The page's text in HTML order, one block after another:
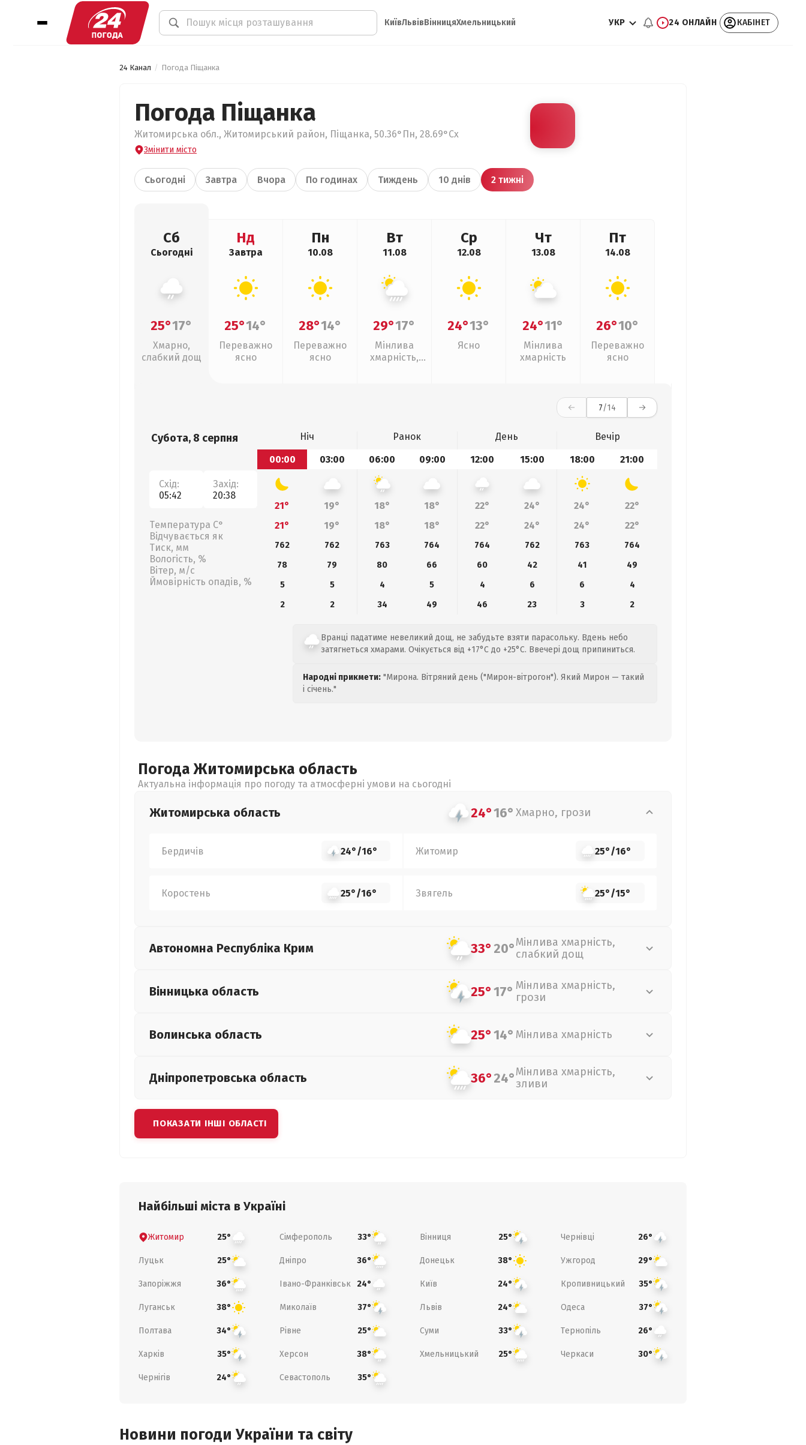
КиївЛьвівВінницяХмельницький УКР 24 ОНЛАЙН КАБІНЕТ
24 Канал Погода Піщанка
Погода Піщанка
Житомирська обл., Житомирський район, Піщанка, 50.36°Пн, 28.69°Сх
Змінити місто
Сьогодні Завтра Вчора По годинах Тиждень 10 днів 2 тижні
Сб
Сьогодні
25°17°
Хмарно,
слабкий дощ
Нд
Завтра
25°14°
Переважно
ясно
Пн
10.08
28°14°
Переважно
ясно
Вт
11.08
29°17°
Мінлива
хмарність,
Ср
12.08
24°13°
Ясно
Чт
13.08
24°11°
Мінлива
хмарність
Пт
14.08
26°10°
Переважно
ясно
7/14
Субота, 8 серпня
Схід:
05:42
Захід:
20:38
Температура С°
Відчувається як
Тиск, мм
Вологість, %
Вітер, м/с
Ймовірність опадів, %
Ніч Ранок День
Вечір
00:00
03:00 06:00 09:00 12:00 15:00 18:00 21:00
21° 19° 18° 18° 22° 24° 24°
22°
21°
19° 18° 18° 22° 24° 24° 22°
762 762 763 764 764 762 763
764
78
79 80 66 60 42 41
49
5
5 4 5 4 6 6
4
2
2 34 49 46 23 3 2
Вранці падатиме невеликий дощ, не забудьте взяти парасольку. Вдень небо
затягнеться хмарами. Очікується від +17°C до +25°C. Ввечері дощ припиниться.
Народні прикмети: "Мирона. Вітряний день ("Мирон-вітрогон"). Який Мирон — такий
і січень."
Погода Житомирська область
Актуальна інформація про погоду та атмосферні умови на сьогодні
Житомирська область 24°16° Хмарно, грози
Бердичів 24°/16° Житомир 25°/16°
Коростень 25°/16° Звягель 25°/15°
Автономна Республіка Крим 33°20°Мінлива хмарність,
слабкий дощ
Вінницька область 25°17° Мінлива хмарність,
грози
Волинська область 25°14° Мінлива хмарність
Дніпропетровська область 36°24°Мінлива хмарність,
зливи
ПОКАЗАТИ ІНШІ ОБЛАСТІ
Найбільші міста в Україні
Житомир 25° Сімферополь 33° Вінниця 25° Чернівці 26°
Луцьк 25° Дніпро 36° Донецьк 38° Ужгород 29°
Запоріжжя 36° Івано-Франківськ 24° Київ 24° Кропивницький 35°
Луганськ 38° Миколаїв 37° Львів 24° Одеса 37°
Полтава 34° Рівне 25° Суми 33° Тернопіль 26°
Харків 35° Херсон 38° Хмельницький 25° Черкаси 30°
Чернігів 24° Севастополь 35°
Новини погоди України та світу